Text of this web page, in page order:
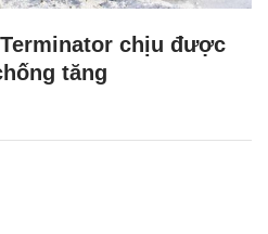
chịu được
tăng